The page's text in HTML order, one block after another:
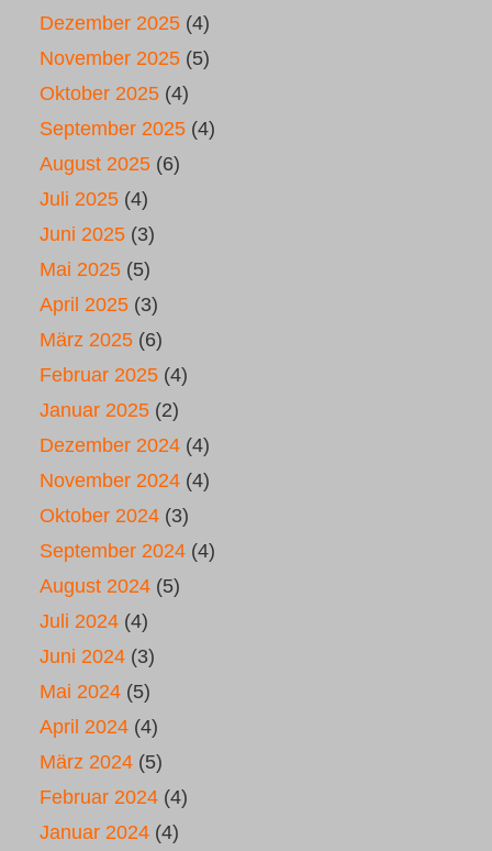
Dezember 2025 (4)
November 2025 (5)
Oktober 2025 (4)
September 2025 (4)
August 2025 (6)
Juli 2025 (4)
Juni 2025 (3)
Mai 2025 (5)
April 2025 (3)
März 2025 (6)
Februar 2025 (4)
Januar 2025 (2)
Dezember 2024 (4)
November 2024 (4)
Oktober 2024 (3)
September 2024 (4)
August 2024 (5)
Juli 2024 (4)
Juni 2024 (3)
Mai 2024 (5)
April 2024 (4)
März 2024 (5)
Februar 2024 (4)
Januar 2024 (4)